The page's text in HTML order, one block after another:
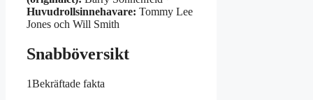
Huvudrollsinnehavare: Tommy Lee
Jones och Will Smith
Snabböversikt
1Bekräftade fakta